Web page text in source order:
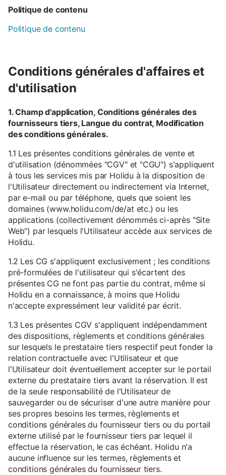
Politique de contenu
Politique de contenu
Conditions générales d'affaires et
d'utilisation
1. Champ d'application, Conditions générales des
fournisseurs tiers, Langue du contrat, Modification
des conditions générales.
1.1 Les présentes conditions générales de vente et
d'utilisation (dénommées "CGV" et "CGU") s'appliquent
à tous les services mis par Holidu à la disposition de
l'Utilisateur directement ou indirectement via Internet,
par e-mail ou par téléphone, quels que soient les
domaines (www.holidu.com/de/at etc.) ou les
applications (collectivement dénommés ci-après "Site
Web") par lesquels l'Utilisateur accède aux services de
Holidu.
1.2 Les CG s'appliquent exclusivement ; les conditions
pré-formulées de l'utilisateur qui s'écartent des
présentes CG ne font pas partie du contrat, même si
Holidu en a connaissance, à moins que Holidu
n'accepte expressément leur validité par écrit.
1.3 Les présentes CGV s'appliquent indépendamment
des dispositions, règlements et conditions générales
sur lesquels le prestataire tiers respectif peut fonder la
relation contractuelle avec l'Utilisateur et que
l'Utilisateur doit éventuellement accepter sur le portail
externe du prestataire tiers avant la réservation. Il est
de la seule responsabilité de l'Utilisateur de
sauvegarder ou de sécuriser d'une autre manière pour
ses propres besoins les termes, règlements et
conditions générales du fournisseur tiers ou du portail
externe utilisé par le fournisseur tiers par lequel il
effectue la réservation, le cas échéant. Holidu n'a
aucune influence sur les termes, règlements et
conditions générales du fournisseur tiers.